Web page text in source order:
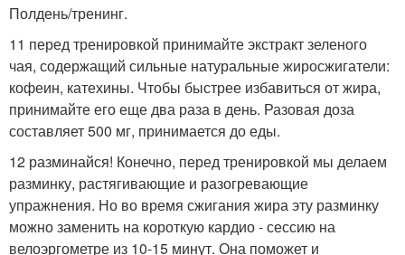
Полдень/тренинг.
11 перед тренировкой принимайте экстракт зеленого
чая, содержащий сильные натуральные жиросжигатели:
кофеин, катехины. Чтобы быстрее избавиться от жира,
принимайте его еще два раза в день. Разовая доза
составляет 500 мг, принимается до еды.
12 разминайся! Конечно, перед тренировкой мы делаем
разминку, растягивающие и разогревающие
упражнения. Но во время сжигания жира эту разминку
можно заменить на короткую кардио - сессию на
велоэргометре из 10-15 минут. Она поможет и